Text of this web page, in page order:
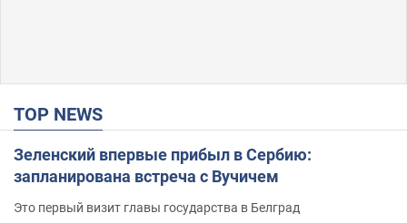
TOP NEWS
Зеленский впервые прибыл в Сербию:
запланирована встреча с Вучичем
Это первый визит главы государства в Белград